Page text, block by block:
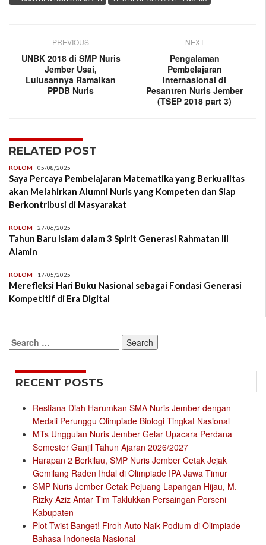
PREVIOUS
UNBK 2018 di SMP Nuris
Jember Usai,
Lulusannya Ramaikan
PPDB Nuris
NEXT
Pengalaman
Pembelajaran
Internasional di
Pesantren Nuris Jember
(TSEP 2018 part 3)
RELATED POST
KOLOM 05/08/2025
Saya Percaya Pembelajaran Matematika yang Berkualitas
akan Melahirkan Alumni Nuris yang Kompeten dan Siap
Berkontribusi di Masyarakat
KOLOM 27/06/2025
Tahun Baru Islam dalam 3 Spirit Generasi Rahmatan lil
Alamin
KOLOM 17/05/2025
Merefleksi Hari Buku Nasional sebagai Fondasi Generasi
Kompetitif di Era Digital
Search
for:
RECENT POSTS
Restiana Diah Harumkan SMA Nuris Jember dengan
Medali Perunggu Olimpiade Biologi Tingkat Nasional
MTs Unggulan Nuris Jember Gelar Upacara Perdana
Semester Ganjil Tahun Ajaran 2026/2027
Harapan 2 Berkilau, SMP Nuris Jember Cetak Jejak
Gemilang Raden Ihdal di Olimpiade IPA Jawa Timur
SMP Nuris Jember Cetak Pejuang Lapangan Hijau, M.
Rizky Aziz Antar Tim Taklukkan Persaingan Porseni
Kabupaten
Plot Twist Banget! Firoh Auto Naik Podium di Olimpiade
Bahasa Indonesia Nasional